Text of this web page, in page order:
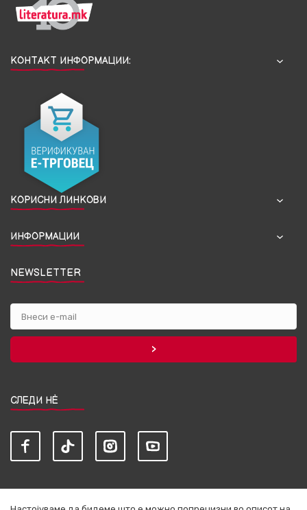
КОНТАКТ ИНФОРМАЦИИ:
КОРИСНИ ЛИНКОВИ
ИНФОРМАЦИИ
NEWSLETTER
СЛЕДИ НЀ